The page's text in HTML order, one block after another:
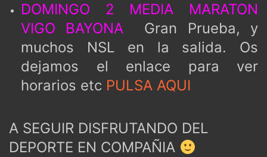
DOMINGO 2 MEDIA MARATON
VIGO BAYONA Gran Prueba, y
muchos NSL en la salida. Os
dejamos el enlace para ver
horarios etc PULSA AQUI
A SEGUIR DISFRUTANDO DEL
DEPORTE EN COMPAÑIA